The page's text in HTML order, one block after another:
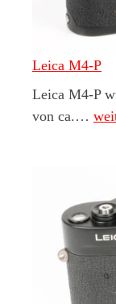
Leica M4-P
Leica M4-P
von ca.…